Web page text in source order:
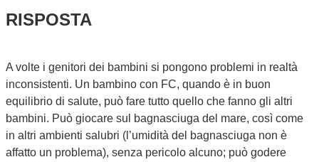
RISPOSTA
A volte i genitori dei bambini si pongono problemi in realtà
inconsistenti. Un bambino con FC, quando è in buon
equilibrio di salute, può fare tutto quello che fanno gli altri
bambini. Può giocare sul bagnasciuga del mare, così come
in altri ambienti salubri (l’umidità del bagnasciuga non è
affatto un problema), senza pericolo alcuno; può godere